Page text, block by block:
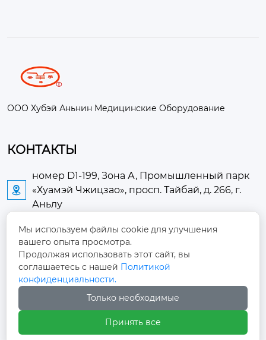
ООО Хубэй Аньнин Медицинские Оборудование
КОНТАКТЫ

номер D1-199, Зона А, Промышленный парк
«Хуамэй Чжицзао», просп. Тайбай, д. 266, г.
Аньлу
 2673889948@qq.com
 +86-13705274289
+86-19084124289
Мы используем файлы cookie для улучшения
вашего опыта просмотра.
Продолжая использовать этот сайт, вы
соглашаетесь с нашей Политикой
конфиденциальности.
Только необходимые
Принять все